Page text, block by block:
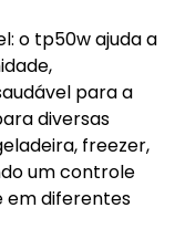
o tp50w ajuda a
para a
diversas
freezer,
um controle
em diferentes